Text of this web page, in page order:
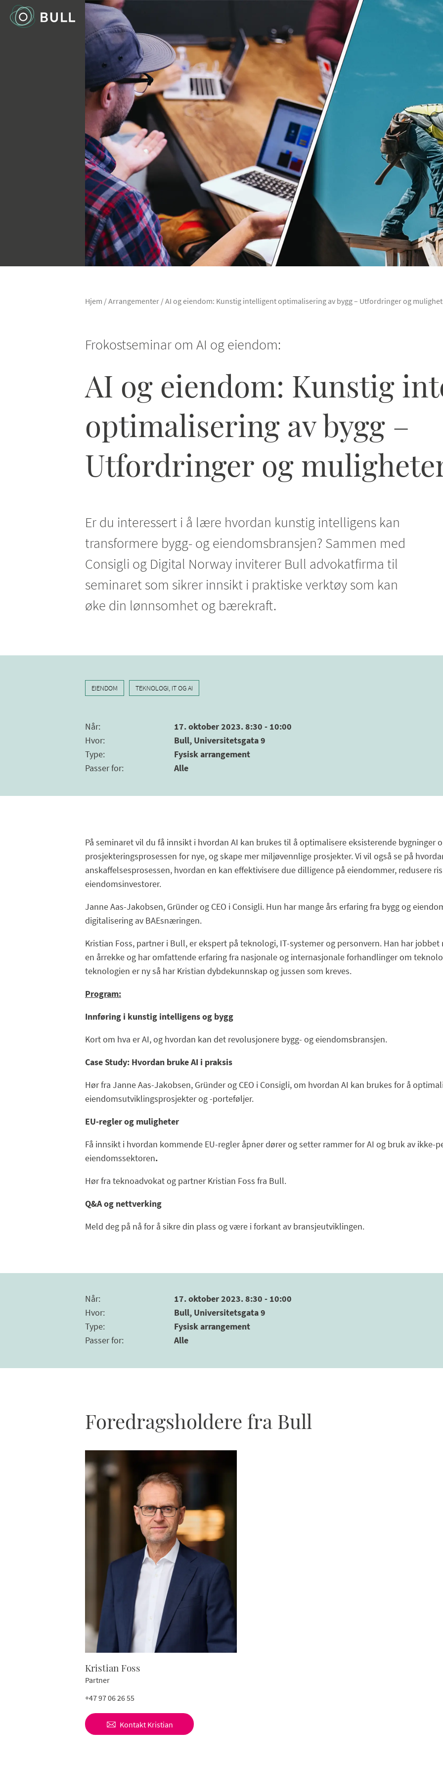
Hjem /Arrangementer /AI og eiendom: Kunstig intelligent optimalisering av bygg – Utfordringer og
Frokostseminar om AI og eiendom:
AI og eiendom: Kunstig
optimalisering av bygg –
Utfordringer og
Er du interessert i å lære hvordan kunstig intelligens kan
transformere bygg- og eiendomsbransjen? Sammen med
Consigli og Digital Norway inviterer Bull advokatfirma til
seminaret som sikrer innsikt i praktiske verktøy som kan
øke din lønnsomhet og bærekraft.
EIENDOM TEKNOLOGI, IT OG AI
Når:
17. oktober 2023. 8:30 - 10:00
Hvor:
Bull, Universitetsgata 9
Type:
Fysisk arrangement
Passer for: Alle
På seminaret vil du få innsikt i hvordan AI kan brukes til å optimalisere eksisterende bygninger
prosjekteringsprosessen for nye, og skape mer miljøvennlige prosjekter. Vi vil også se på
anskaffelsesprosessen, hvordan en kan effektivisere due dilligence på eiendommer, redusere
eiendomsinvestorer.
Janne Aas-Jakobsen, Gründer og CEO i Consigli. Hun har mange års erfaring fra bygg og
digitalisering av BAEsnæringen.
Kristian Foss, partner i Bull, er ekspert på teknologi, IT-systemer og personvern. Han har
en årrekke og har omfattende erfaring fra nasjonale og internasjonale forhandlinger om
teknologien er ny så har Kristian dybdekunnskap og jussen som kreves.
Program:
Innføring i kunstig intelligens og bygg
Kort om hva er AI, og hvordan kan det revolusjonere bygg- og eiendomsbransjen.
Case Study: Hvordan bruke AI i praksis
Hør fra Janne Aas-Jakobsen, Gründer og CEO i Consigli, om hvordan AI kan brukes for å
eiendomsutviklingsprosjekter og -porteføljer.
EU-regler og muligheter
Få innsikt i hvordan kommende EU-regler åpner dører og setter rammer for AI og bruk av ikke-
eiendomssektoren.
Hør fra teknoadvokat og partner Kristian Foss fra Bull.
Q&A og nettverking
Meld deg på nå for å sikre din plass og være i forkant av bransjeutviklingen.
Når:
17. oktober 2023. 8:30 - 10:00
Hvor:
Bull, Universitetsgata 9
Type:
Fysisk arrangement
Passer for: Alle
Foredragsholdere fra Bull
Kristian Foss
Partner
+47 97 06 26 55
Kontakt Kristian